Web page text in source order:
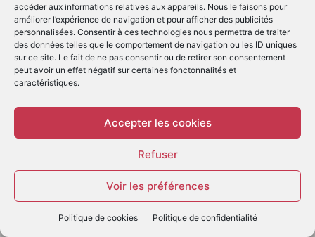
accéder aux informations relatives aux appareils. Nous le faisons pour
améliorer l’expérience de navigation et pour afficher des publicités
personnalisées. Consentir à ces technologies nous permettra de traiter
des données telles que le comportement de navigation ou les ID uniques
sur ce site. Le fait de ne pas consentir ou de retirer son consentement
peut avoir un effet négatif sur certaines fonctonnalités et
caractéristiques.
Accepter les cookies
Refuser
Voir les préférences
Politique de cookies Politique de confidentialité